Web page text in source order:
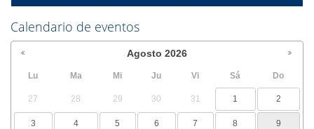
Calendario de eventos
Agosto 2026
Lu Ma Mi Ju Vi Sá Do
27 28 29 30 31 1 2
3 4 5 6 7 8 9